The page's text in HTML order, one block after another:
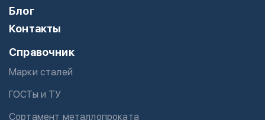
Блог
Контакты
Справочник
Марки сталей
ГОСТы и ТУ
Сортамент металлопроката